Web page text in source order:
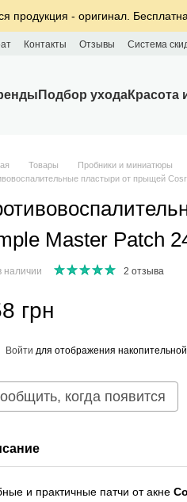
продукция - оригинал.
Контакты Отзывы Система
Подбор уходаКрасота
Товары Пробники и миниатюры
пластыри от прыщей
Master Patch
наличии 2 отзыва
грн
Войти для отображения накопительной
когда появится
и практичные патчи от акне